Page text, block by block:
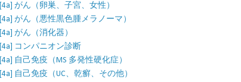
[4a] がん（卵巣、子宮、女性）
[4a] がん（悪性黒色腫メラノーマ）
[4a] がん（消化器）
[4a] コンパニオン診断
[4a] 自己免疫（MS 多発性硬化症）
[4a] 自己免疫（UC、乾癬、その他）